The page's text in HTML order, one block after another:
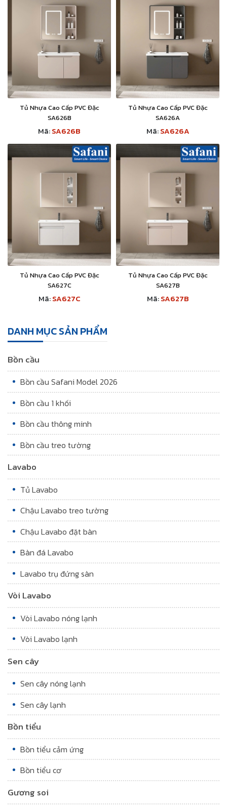
Tủ Nhựa Cao Cấp PVC Đặc
SA626B
Mã:SA626B
Tủ Nhựa Cao Cấp PVC Đặc
SA626A
Mã:SA626A
Tủ Nhựa Cao Cấp PVC Đặc
SA627C
Mã:SA627C
Tủ Nhựa Cao Cấp PVC Đặc
SA627B
Mã:SA627B
DANH MỤC SẢN PHẨM
Bồn cầu
Bồn cầu Safani Model 2026
Bồn cầu 1 khối
Bồn cầu thông minh
Bồn cầu treo tường
Lavabo
Tủ Lavabo
Chậu Lavabo treo tường
Chậu Lavabo đặt bàn
Bàn đá Lavabo
Lavabo trụ đứng sàn
Vòi Lavabo
Vòi Lavabo nóng lạnh
Vòi Lavabo lạnh
Sen cây
Sen cây nóng lạnh
Sen cây lạnh
Bồn tiểu
Bồn tiểu cảm ứng
Bồn tiểu cơ
Gương soi